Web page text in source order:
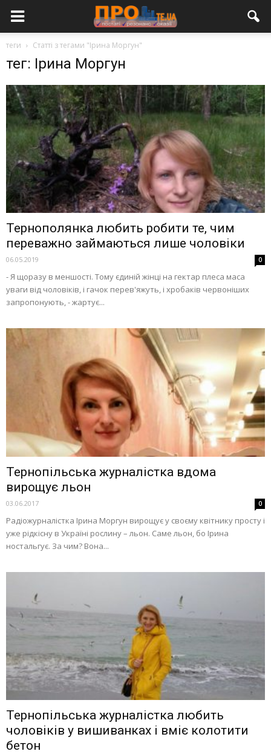
теги Статті з тегами "Ірина Моргун"
тег: Ірина Моргун
Тернополянка любить робити те, чим
переважно займаються лише чоловіки
06.05.2019 0
- Я щоразу в меншості. Тому єдиній жінці на гектар плеса маса
уваги від чоловіків, і гачок перев'яжуть, і хробаків червоніших
запропонують, - жартує...
Тернопільська журналістка вдома
вирощує льон
03.06.2017 0
Радіожурналістка Ірина Моргун вирощує у своєму квітнику просту і
уже рідкісну в Україні рослину – льон. Саме льон, бо Ірина
ностальгує. За чим? Вона...
Тернопільська журналістка любить
чоловіків у вишиванках і вміє колотити
бетон